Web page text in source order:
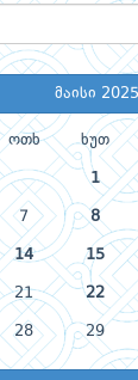
მაისი 2025
ოთხ ხუთ
1
7 8
14 15
21 22
28 29